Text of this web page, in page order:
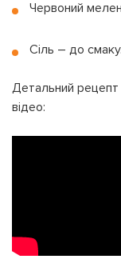
Червоний
Сіль – до смаку.
Детальний рецепт
відео:
Бонусів на